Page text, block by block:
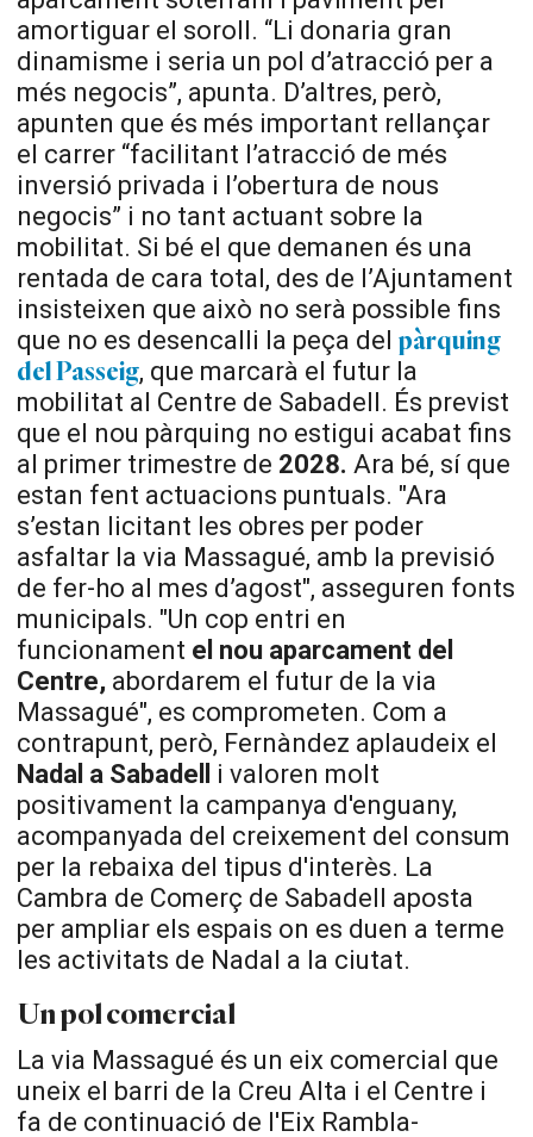
amortiguar el soroll. “Li donaria gran
dinamisme i seria un pol d’atracció per a
més negocis”, apunta. D’altres, però,
apunten que és més important rellançar
el carrer “facilitant l’atracció de més
inversió privada i l’obertura de nous
negocis” i no tant actuant sobre la
mobilitat. Si bé el que demanen és una
rentada de cara total, des de l’Ajuntament
insisteixen que això no serà possible fins
que no es desencalli la peça delpàrquing
del Passeig, que marcarà el futur la
mobilitat al Centre de Sabadell. És previst
que el nou pàrquing no estigui acabat fins
al primer trimestre de 2028. Ara bé, sí que
estan fent actuacions puntuals. "Ara
s’estan licitant les obres per poder
asfaltar la via Massagué, amb la previsió
de fer-ho al mes d’agost", asseguren fonts
municipals. "Un cop entri en
funcionament el nou aparcament del
Centre, abordarem el futur de la via
Massagué", es comprometen. Com a
contrapunt, però, Fernàndez aplaudeix el
Nadal a Sabadell
i valoren molt
positivament la campanya d'enguany,
acompanyada del creixement del consum
per la rebaixa del tipus d'interès. La
Cambra de Comerç de Sabadell aposta
per ampliar els espais on es duen a terme
les activitats de Nadal a la ciutat.
Un pol comercial
La via Massagué és un eix comercial que
uneix el barri de la Creu Alta i el Centre i
fa de continuació de l'Eix Rambla-